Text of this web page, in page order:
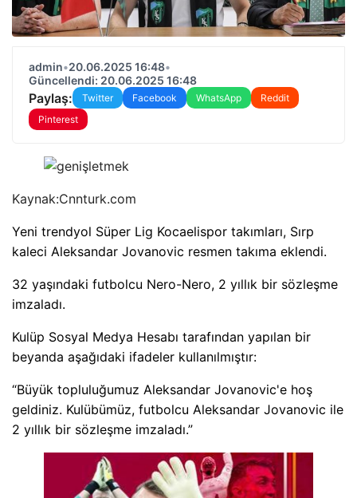
admin•20.06.2025 16:48•
Güncellendi: 20.06.2025 16:48
Paylaş: Twitter Facebook WhatsApp
Reddit
Pinterest
Kaynak:Cnnturk.com
Yeni trendyol Süper Lig Kocaelispor takımları, Sırp
kaleci Aleksandar Jovanovic resmen takıma eklendi.
32 yaşındaki futbolcu Nero-Nero, 2 yıllık bir sözleşme
imzaladı.
Kulüp Sosyal Medya Hesabı tarafından yapılan bir
beyanda aşağıdaki ifadeler kullanılmıştır:
“Büyük topluluğumuz Aleksandar Jovanovic'e hoş
geldiniz. Kulübümüz, futbolcu Aleksandar Jovanovic ile
2 yıllık bir sözleşme imzaladı.”